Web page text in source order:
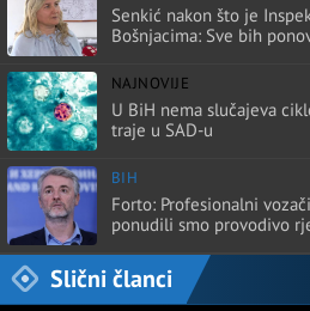
Senkić nakon što je
Bošnjacima: Sve bih
NAJNOVIJE
U BiH nema slučajeva
traje u SAD-u
BIH
Forto: Profesionalni
ponudili smo provodivo
Slični članci